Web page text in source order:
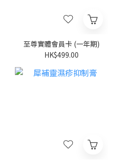
至尊實體會員卡 (一年期)
HK$499.00